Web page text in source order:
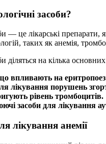
засоби?
— це лікарські
таких як анемія,
діляться на кілька
впливають на
лікування порушень
рівень тромбоцитів.
засоби для лікування
лікування анемії